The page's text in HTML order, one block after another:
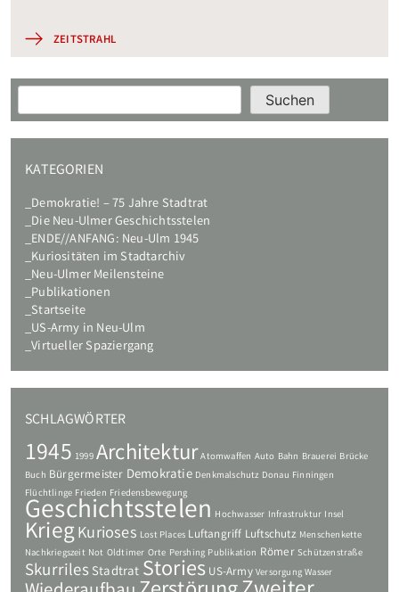
ZEITSTRAHL
Suchen Suchen
KATEGORIEN
Demokratie! – 75 Jahre Stadtrat
Die Neu-Ulmer Geschichtsstelen
ENDE//ANFANG: Neu-Ulm 1945
Kuriositäten im Stadtarchiv
Neu-Ulmer Meilensteine
Publikationen
Startseite
US-Army in Neu-Ulm
Virtueller Spaziergang
SCHLAGWÖRTER
1945 1999 Architektur Atomwaffen Auto Bahn Brauerei Brücke
Buch Bürgermeister Demokratie Denkmalschutz Donau Finningen
Flüchtlinge Frieden Friedensbewegung
Geschichtsstelen Hochwasser Infrastruktur Insel
KriegKurioses Lost Places Luftangriff Luftschutz Menschenkette
Nachkriegszeit Not Oldtimer Orte Pershing Publikation Römer Schützenstraße
SkurrilesStadtrat Stories US-Army Versorgung Wasser